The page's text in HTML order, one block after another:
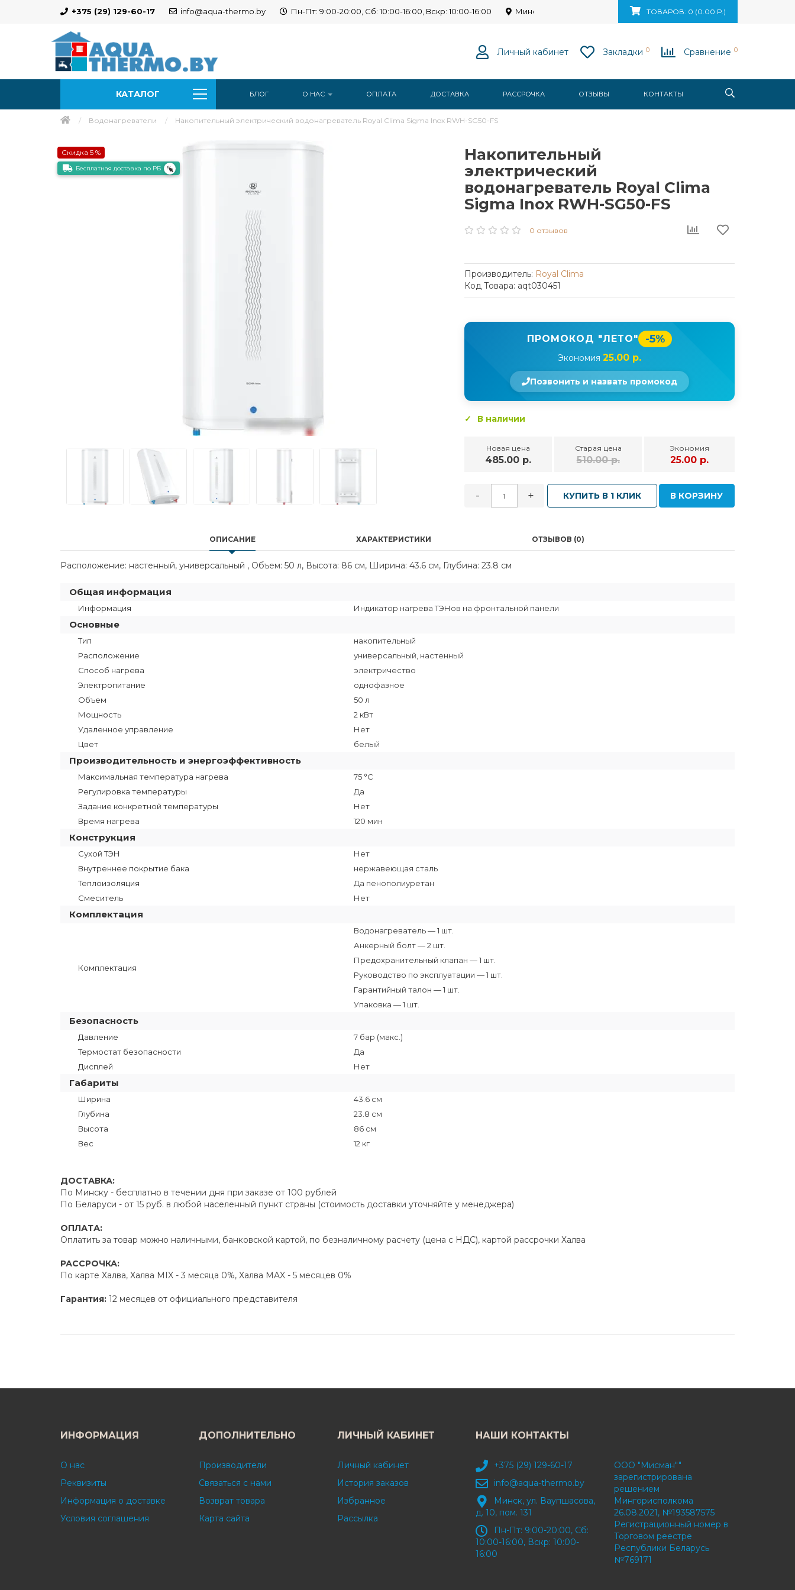
+375 (29) 129-60-17 info@aqua-thermo.by Пн-Пт: 9:00-20:00, Сб: 10:00-16:00, Вскр: 10:00-16:00 Минск, ул. Ваупшасова, д. 10, пом. 131ТОВАРОВ: 0 (0.00 Р.)
Личный кабинет Закладки 0 Сравнение 0
КАТАЛОГ БЛОГ О НАС ОПЛАТА ДОСТАВКА РАССРОЧКА ОТЗЫВЫ КОНТАКТЫ
Водонагреватели Накопительный электрический водонагреватель Royal Clima Sigma Inox RWH-SG50-FS
Скидка 5 %
Бесплатная доставка по РБ
Накопительный
электрический
водонагреватель Royal Clima
Sigma Inox RWH-SG50-FS
0 отзывов
Производитель: Royal Clima
Код Товара: aqt030451
ПРОМОКОД "ЛЕТО" -5%
Экономия 25.00 р.
Позвонить и назвать промокод
В наличии
Новая цена
485.00 р.
Старая цена
510.00 р.
Экономия
25.00 р.
- + КУПИТЬ В 1 КЛИК В КОРЗИНУ
ОПИСАНИЕ ХАРАКТЕРИСТИКИ ОТЗЫВОВ (0)
Расположение: настенный, универсальный , Объем: 50 л, Высота: 86 см, Ширина: 43.6 см, Глубина: 23.8 см
Общая информация
Информация Индикатор нагрева ТЭНов на фронтальной панели
Основные
Тип
накопительный
Расположение
универсальный, настенный
Способ нагрева
электричество
Электропитание
однофазное
Объем
50 л
Мощность
2 кВт
Удаленное управление
Нет
Цвет
белый
Производительность и энергоэффективность
Максимальная температура нагрева
75 °C
Регулировка температуры
Да
Задание конкретной температуры
Нет
Время нагрева
120 мин
Конструкция
Сухой ТЭН
Нет
Внутреннее покрытие бака
нержавеющая сталь
Теплоизоляция
Да пенополиуретан
Смеситель
Нет
Комплектация
Комплектация
Водонагреватель — 1 шт.
Анкерный болт — 2 шт.
Предохранительный клапан — 1 шт.
Руководство по эксплуатации — 1 шт.
Гарантийный талон — 1 шт.
Упаковка — 1 шт.
Безопасность
Давление
7 бар (макс.)
Термостат безопасности
Да
Дисплей
Нет
Габариты
Ширина
43.6 см
Глубина
23.8 см
Высота
86 см
Вес
12 кг
ДОСТАВКА:
По Минску - бесплатно в течении дня при заказе от 100 рублей
По Беларуси - от 15 руб. в любой населенный пункт страны (стоимость доставки уточняйте у менеджера)
ОПЛАТА:
Оплатить за товар можно наличными, банковской картой, по безналичному расчету (цена с НДС), картой рассрочки Халва
РАССРОЧКА:
По карте Халва, Халва MIX - 3 месяца 0%, Халва MAX - 5 месяцев 0%
Гарантия: 12 месяцев от официального представителя
ИНФОРМАЦИЯ
О нас
Реквизиты
Информация о доставке
Условия соглашения
ДОПОЛНИТЕЛЬНО
Производители
Связаться с нами
Возврат товара
Карта сайта
ЛИЧНЫЙ КАБИНЕТ
Личный кабинет
История заказов
Избранное
Рассылка
НАШИ КОНТАКТЫ
+375 (29) 129-60-17
info@aqua-thermo.by
Минск, ул. Ваупшасова,
д. 10, пом. 131
Пн-Пт: 9:00-20:00, Сб:
10:00-16:00, Вскр: 10:00-
16:00
ООО "Мисман""
зарегистрирована
решением
Мингорисполкома
26.08.2021, №193587575
Регистрационный номер в
Торговом реестре
Республики Беларусь
№769171